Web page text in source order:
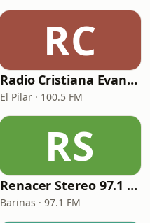
RC
Radio Cristiana Evangélica El Pilar
El Pilar · 100.5 FM
RS
Renacer Stereo 97.1 FM
Barinas · 97.1 FM